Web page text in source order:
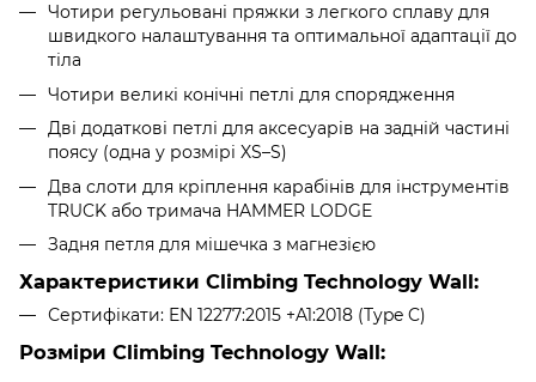
Чотири регульовані пряжки з легкого сплаву для
швидкого налаштування та оптимальної адаптації до
тіла
Чотири великі конічні петлі для спорядження
Дві додаткові петлі для аксесуарів на задній частині
поясу (одна у розмірі XS–S)
Два слоти для кріплення карабінів для інструментів
TRUCK або тримача HAMMER LODGE
Задня петля для мішечка з магнезією
Характеристики Climbing Technology Wall:
Сертифікати: EN 12277:2015 +A1:2018 (Type C)
Розмiри Climbing Technology Wall: